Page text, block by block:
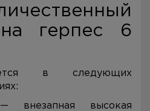
на герпес 6
в следующих
высокая